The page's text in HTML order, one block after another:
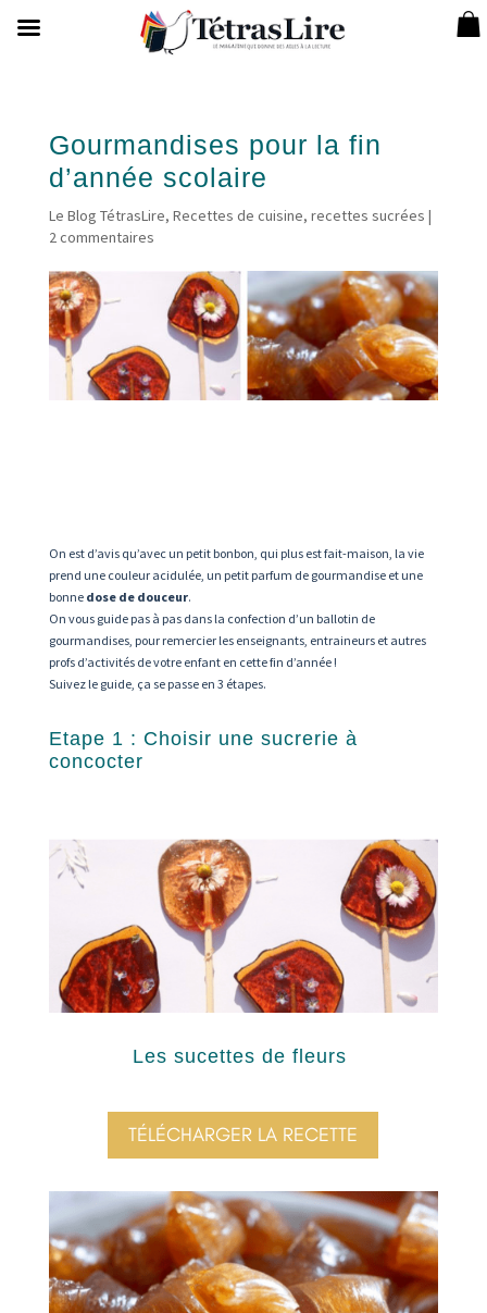
Gourmandises pour la fin
d’année scolaire
Le Blog TétrasLire, Recettes de cuisine, recettes sucrées |
2 commentaires
On est d’avis qu’avec un petit bonbon, qui plus est fait-maison, la vie
prend une couleur acidulée, un petit parfum de gourmandise et une
bonne dose de douceur.
On vous guide pas à pas dans la confection d’un ballotin de
gourmandises, pour remercier les enseignants, entraineurs et autres
profs d’activités de votre enfant en cette fin d’année !
Suivez le guide, ça se passe en 3 étapes.
Etape 1 : Choisir une sucrerie à
concocter
Les sucettes de fleurs
TÉLÉCHARGER LA RECETTE